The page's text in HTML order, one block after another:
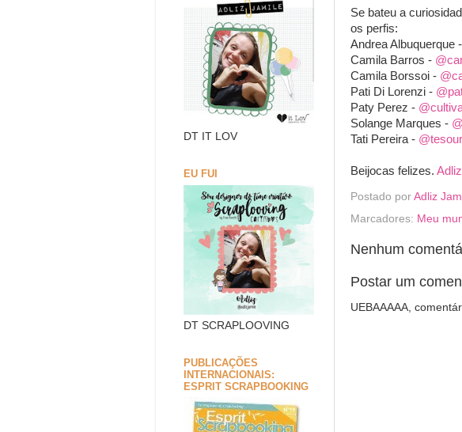
Se bateu a
os perfis:
Andrea Albuquerque -
Camila Barros -
Camila Borssoi -
Pati Di Lorenzi -
Paty Perez -
Solange Marques -
Tati Pereira -
Beijocas felizes. Adliz
Postado por Adliz
Marcadores: Meu
Nenhum
Postar um
UEBAAAAA,
DT IT LOV
EU FUI
DT SCRAPLOOVING
PUBLICAÇÕES
INTERNACIONAIS:
ESPRIT SCRAPBOOKING